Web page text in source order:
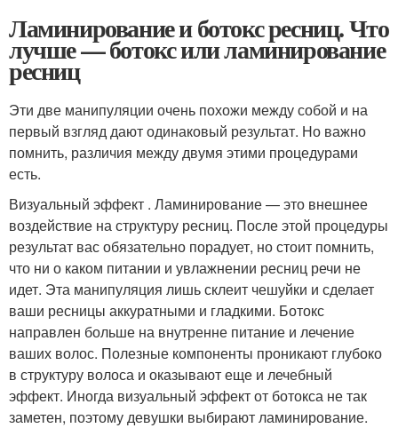
Ламинирование и ботокс ресниц. Что
лучше — ботокс или ламинирование
ресниц
Эти две манипуляции очень похожи между собой и на
первый взгляд дают одинаковый результат. Но важно
помнить, различия между двумя этими процедурами
есть.
Визуальный эффект . Ламинирование — это внешнее
воздействие на структуру ресниц. После этой процедуры
результат вас обязательно порадует, но стоит помнить,
что ни о каком питании и увлажнении ресниц речи не
идет. Эта манипуляция лишь склеит чешуйки и сделает
ваши ресницы аккуратными и гладкими. Ботокс
направлен больше на внутренне питание и лечение
ваших волос. Полезные компоненты проникают глубоко
в структуру волоса и оказывают еще и лечебный
эффект. Иногда визуальный эффект от ботокса не так
заметен, поэтому девушки выбирают ламинирование.